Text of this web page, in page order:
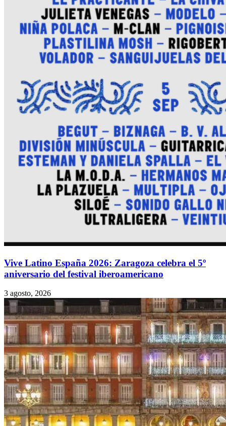
Vive Latino España 2026: Zaragoza celebra el 5º
aniversario del festival iberoamericano
3 agosto, 2026